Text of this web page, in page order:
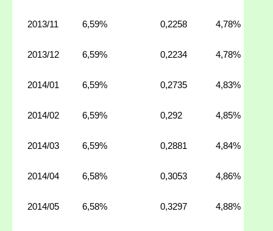
2013/11 6,59% 0,2258 4,78%
2013/12 6,59% 0,2234 4,78%
2014/01 6,59% 0,2735 4,83%
2014/02 6,59% 0,292 4,85%
2014/03 6,59% 0,2881 4,84%
2014/04 6,58% 0,3053 4,86%
2014/05 6,58% 0,3297 4,88%